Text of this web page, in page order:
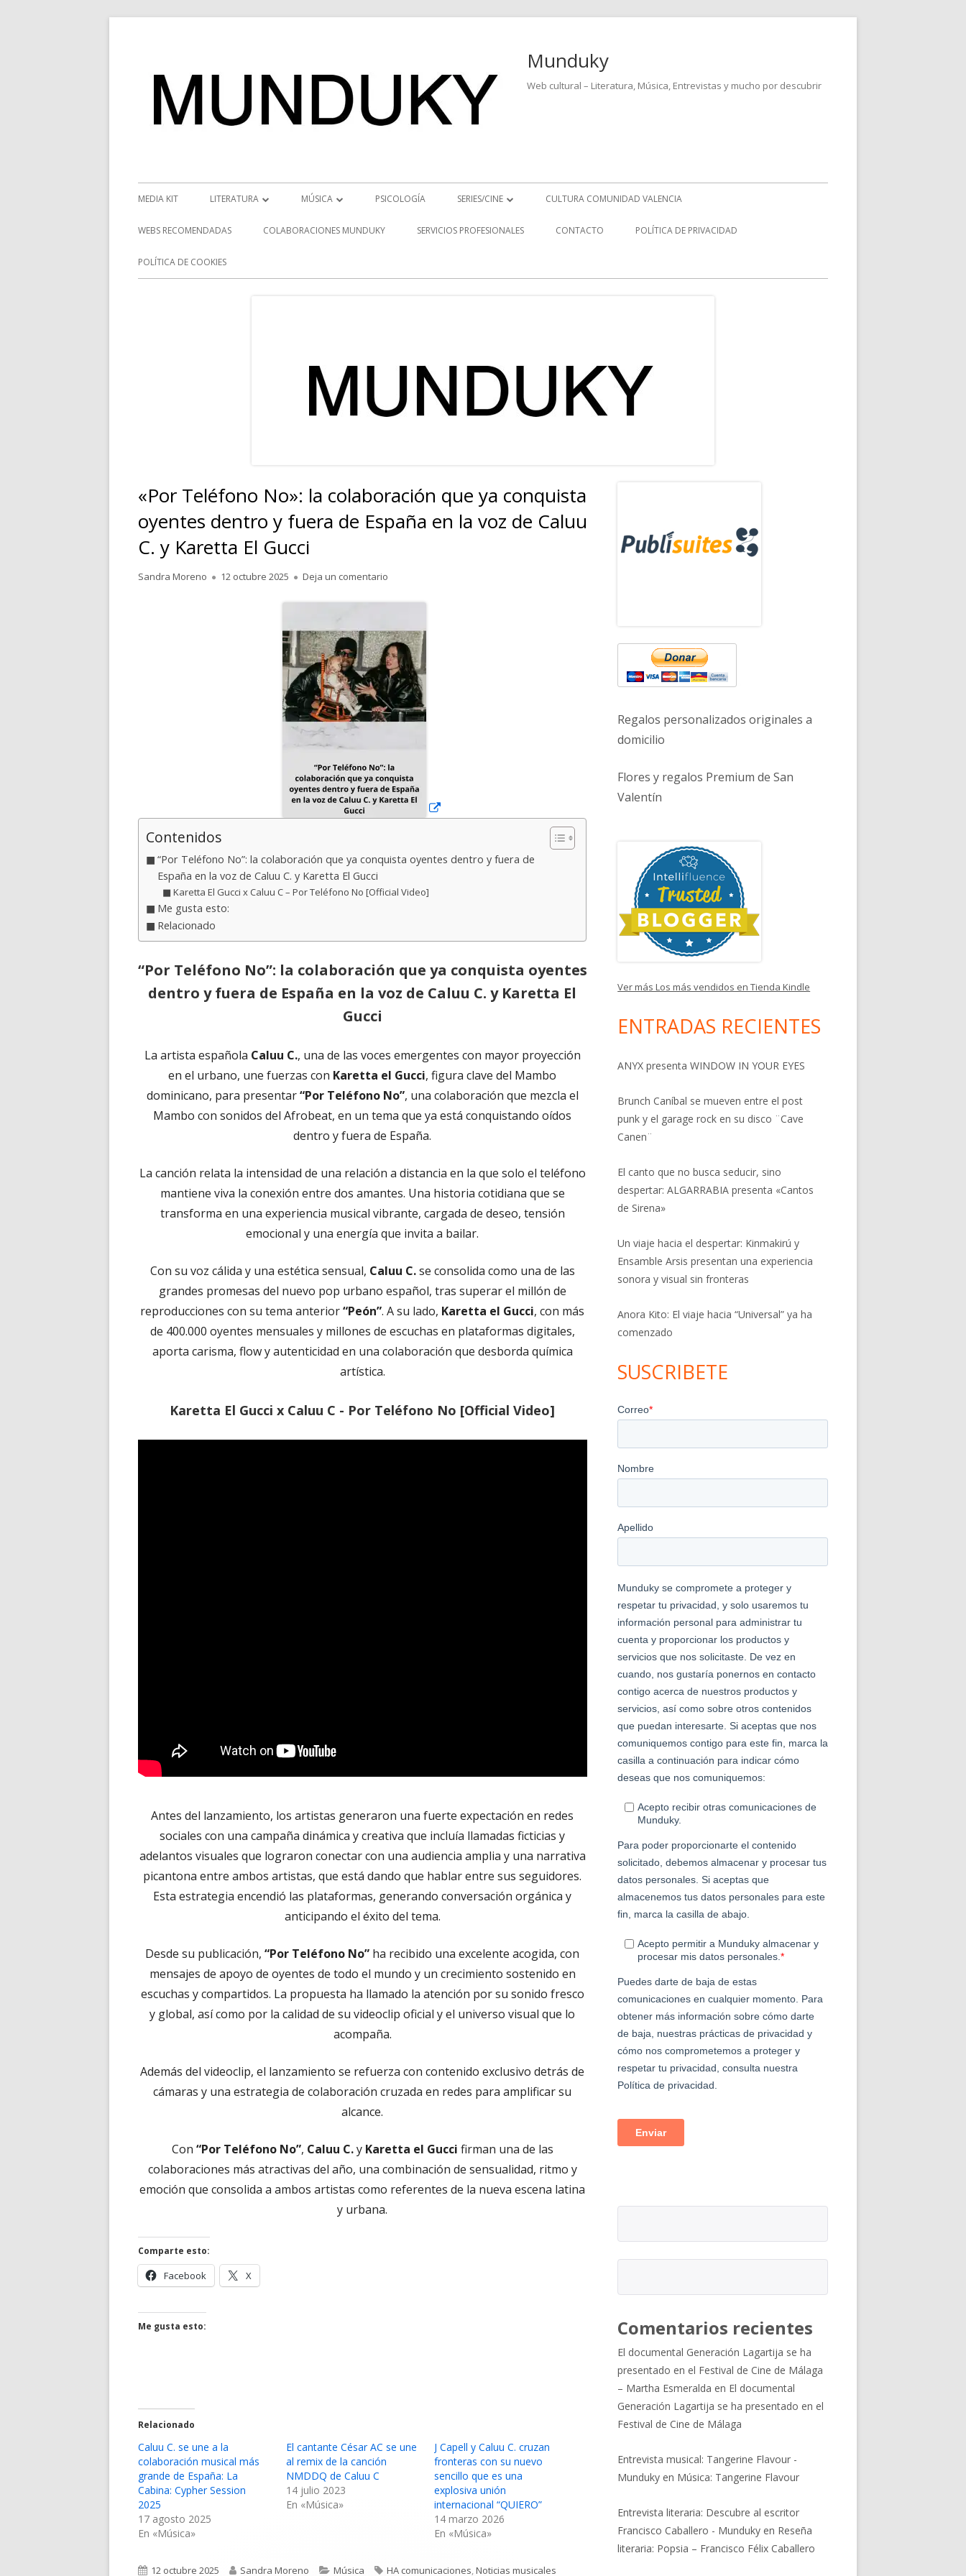
Munduky
Web cultural – Literatura, Música, Entrevistas y mucho por descubrir
Menú
principal
MEDIA KIT LITERATURA
RESEÑAS
NOVEDADES
MÚSICA
NOTICIAS MUSICALES
PSICOLOGÍA SERIES/CINE
SERIES
CULTURA COMUNIDAD VALENCIA
WEBS RECOMENDADAS COLABORACIONES MUNDUKY SERVICIOS PROFESIONALES CONTACTO POLÍTICA DE PRIVACIDAD
POLÍTICA DE COOKIES
«Por Teléfono No»: la colaboración que ya conquista
oyentes dentro y fuera de España en la voz de Caluu
C. y Karetta El Gucci
Autor
Sandra Moreno
Publicado
12 octubre 2025 Deja un comentario
Contenidos
“Por Teléfono No”: la colaboración que ya conquista oyentes dentro y fuera de
España en la voz de Caluu C. y Karetta El Gucci
Karetta El Gucci x Caluu C – Por Teléfono No [Official Video]
Me gusta esto:
Relacionado
“Por Teléfono No”: la colaboración que ya conquista oyentes
dentro y fuera de España en la voz de Caluu C. y Karetta El
Gucci
La artista española Caluu C., una de las voces emergentes con mayor proyección
en el urbano, une fuerzas con Karetta el Gucci, figura clave del Mambo
dominicano, para presentar“Por Teléfono No”, una colaboración que mezcla el
Mambo con sonidos del Afrobeat, en un tema que ya está conquistando oídos
dentro y fuera de España.
La canción relata la intensidad de una relación a distancia en la que solo el teléfono
mantiene viva la conexión entre dos amantes. Una historia cotidiana que se
transforma en una experiencia musical vibrante, cargada de deseo, tensión
emocional y una energía que invita a bailar.
Con su voz cálida y una estética sensual, Caluu C.se consolida como una de las
grandes promesas del nuevo pop urbano español, tras superar el millón de
reproducciones con su tema anterior“Peón”. A su lado, Karetta el Gucci, con más
de 400.000 oyentes mensuales y millones de escuchas en plataformas digitales,
aporta carisma, flow y autenticidad en una colaboración que desborda química
artística.
Karetta El Gucci x Caluu C - Por Teléfono No [Official Video]
Antes del lanzamiento, los artistas generaron una fuerte expectación en redes
sociales con una campaña dinámica y creativa que incluía llamadas ficticias y
adelantos visuales que lograron conectar con una audiencia amplia y una narrativa
picantona entre ambos artistas, que está dando que hablar entre sus seguidores.
Esta estrategia encendió las plataformas, generando conversación orgánica y
anticipando el éxito del tema.
Desde su publicación, “Por Teléfono No” ha recibido una excelente acogida, con
mensajes de apoyo de oyentes de todo el mundo y un crecimiento sostenido en
escuchas y compartidos. La propuesta ha llamado la atención por su sonido fresco
y global, así como por la calidad de su videoclip oficial y el universo visual que lo
acompaña.
Además del videoclip, el lanzamiento se refuerza con contenido exclusivo detrás de
cámaras y una estrategia de colaboración cruzada en redes para amplificar su
alcance.
Con “Por Teléfono No”, Caluu C.yKaretta el Gucci firman una de las
colaboraciones más atractivas del año, una combinación de sensualidad, ritmo y
emoción que consolida a ambos artistas como referentes de la nueva escena latina
y urbana.
Comparte esto:
Facebook
Abrir
en
X
en
Me gusta esto:
Relacionado
Caluu C. se une a la
colaboración musical más
grande de España: La
Cabina: Cypher Session
2025
17 agosto 2025
En «Música»
El cantante César AC se une
al remix de la canción
NMDDQ de Caluu C
14 julio 2023
En «Música»
J Capell y Caluu C. cruzan
fronteras con su nuevo
sencillo que es una
explosiva unión
internacional “QUIERO”
14 marzo 2026
En «Música»
Publicado
12 octubre 2025 Autor
Sandra Moreno Categorías
Música Etiquetas
HA comunicaciones,Noticias musicales
lateral
principal
Regalos personalizados originales a
domicilio
Flores y regalos Premium de San
Valentín
Ver más Los más vendidos en Tienda Kindle
ENTRADAS RECIENTES
ANYX presenta WINDOW IN YOUR EYES
Brunch Caníbal se mueven entre el post
punk y el garage rock en su disco ¨Cave
Canen¨
El canto que no busca seducir, sino
despertar: ALGARRABIA presenta «Cantos
de Sirena»
Un viaje hacia el despertar: Kinmakirú y
Ensamble Arsis presentan una experiencia
sonora y visual sin fronteras
Anora Kito: El viaje hacia “Universal” ya ha
comenzado
SUSCRIBETE
Comentarios recientes
El documental Generación Lagartija se ha
presentado en el Festival de Cine de Málaga
– Martha Esmeralda en El documental
Generación Lagartija se ha presentado en el
Festival de Cine de Málaga
Entrevista musical: Tangerine Flavour -
Munduky en Música: Tangerine Flavour
Entrevista literaria: Descubre al escritor
Francisco Caballero - Munduky en Reseña
literaria: Popsia – Francisco Félix Caballero